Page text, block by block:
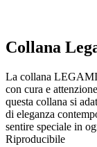
Collana
La collana LEGAMI
con cura e
questa collana si
di eleganza
sentire speciale in
Riproducibile